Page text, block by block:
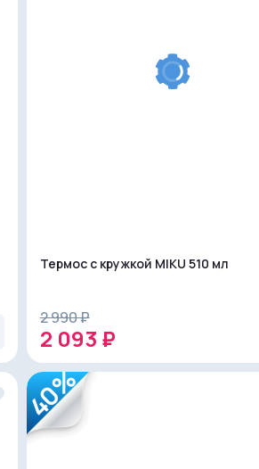
Термос с кружкой MIKU 510 мл
2 990 ₽
2 093 ₽
40%